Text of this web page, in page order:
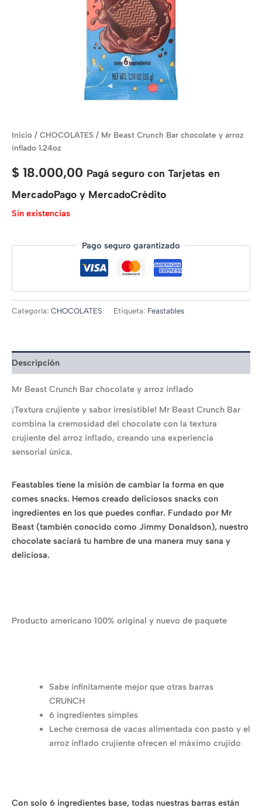
Inicio / CHOCOLATES / Mr Beast Crunch Bar chocolate y arroz
inflado 1.24oz
$ 18.000,00 Pagá seguro con Tarjetas en
MercadoPago y MercadoCrédito
Sin existencias
Pago seguro garantizado
Categoría: CHOCOLATES Etiqueta: Feastables
Descripción
Mr Beast Crunch Bar chocolate y arroz inflado
¡Textura crujiente y sabor irresistible! Mr Beast Crunch Bar
combina la cremosidad del chocolate con la textura
crujiente del arroz inflado, creando una experiencia
sensorial única.
Feastables tiene la misión de cambiar la forma en que
comes snacks. Hemos creado deliciosos snacks con
ingredientes en los que puedes confiar. Fundado por Mr
Beast (también conocido como Jimmy Donaldson), nuestro
chocolate saciará tu hambre de una manera muy sana y
deliciosa.
Producto americano 100% original y nuevo de paquete
Sabe infinitamente mejor que otras barras
CRUNCH
6 ingredientes simples
Leche cremosa de vacas alimentada con pasto y el
arroz inflado crujiente ofrecen el máximo crujido
Con solo 6 ingredientes base, todas nuestras barras están